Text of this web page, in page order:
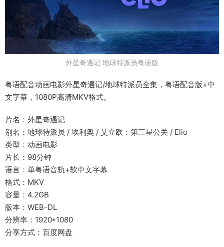
外星奇遇记 地球特派员粤语版
粤语配音动画电影外星奇遇记/地球特派员全集，粤语配音版+中
文字幕，1080P高清MKV格式。
片名：外星奇遇记
别名：地球特派员 / 埃利奥 / 艾立欧：第三星公关 / Elio
类型：动画电影
片长：98分钟
语言：单粤语音轨+软中文字幕
格式：MKV
容量：4.2GB
版本：WEB-DL
分辨率：1920*1080
分享方式：百度网盘